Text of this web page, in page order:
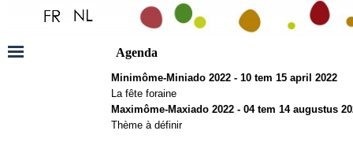
Agenda
Minimôme-Miniado 2022 - 10 tem 15 april 2022
La fête foraine
Maximôme-Maxiado 2022 - 04 tem 14 augustus
Thème à définir